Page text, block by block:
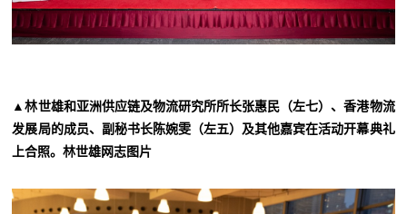
▲林世雄和亚洲供应链及物流研究所所长张惠民（左七）、香港物流
发展局的成员、副秘书长陈婉雯（左五）及其他嘉宾在活动开幕典礼
上合照。林世雄网志图片